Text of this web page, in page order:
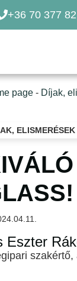
+36 70 377
page - Díjak,
ELISMERÉSEK
Eszter